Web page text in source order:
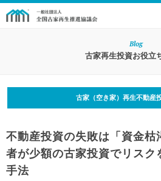
Blog
古家再生投資お役立
古家（空き家）再生不動産
不動産投資の失敗は「資金枯
者が少額の古家投資でリスク
手法